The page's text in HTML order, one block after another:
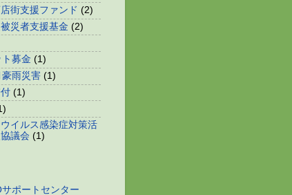
街支援ファンド (2)
災者支援基金 (2)
募金 (1)
雨災害 (1)
(1)
イルス感染症対策活
議会 (1)
ポートセンター